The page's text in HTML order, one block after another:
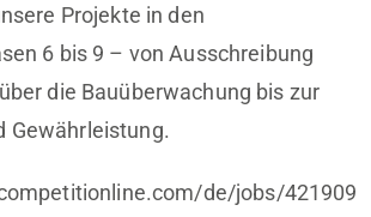
Projekte in den
6 bis 9 – von Ausschreibung
die Bauüberwachung bis zur
Gewährleistung.
de/jobs/421909